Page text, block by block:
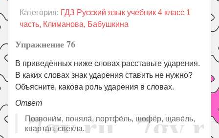
Праздники
Летом!
Поиск
Категория: ГДЗ Русский язык учебник 4 класс 1
часть, Климанова, Бабушкина
Упражнение 76
В приведённых ниже словах расставьте ударения.
В каких словах знак ударения ставить не нужно?
Объясните, какова роль ударения в словах.
Ответ
Позвони́м, поняла́, портфе́ль, шофёр, щаве́ль,
кварта́л, свёкла.